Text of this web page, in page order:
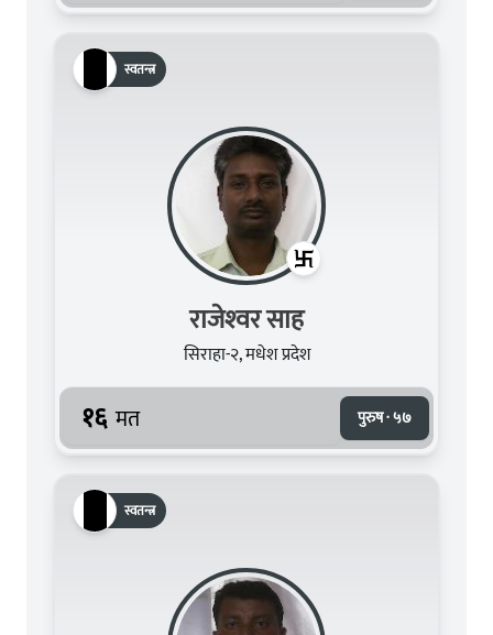
स्वतन्त्र
राजेश्‍वर साह
सिराहा-२, मधेश प्रदेश
१६ मत पुरुष · ५७
स्वतन्त्र